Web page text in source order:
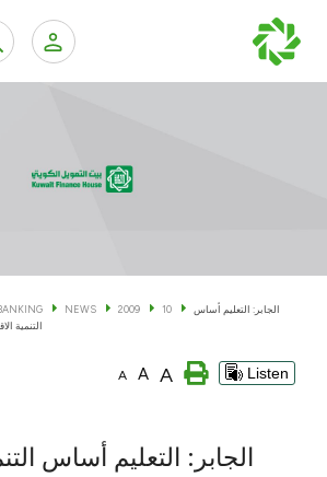
Banking Services
NEWS 2009 10
الجابر: التعليم أساس
التنمية
A A A Listen
الجابر: التعليم أساس